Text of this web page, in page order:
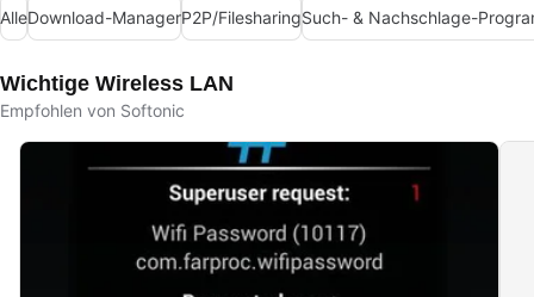
AlleDownload-ManagerP2P/FilesharingSuch- & Nachschlage-
Wichtige Wireless LAN
Empfohlen von Softonic